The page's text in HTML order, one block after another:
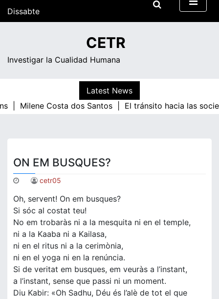
Dissabte
CETR
Investigar la Cualidad Humana
Latest News
|
Milene Costa dos Santos | El tránsito hacia las
ON EM BUSQUES?
cetr05
Oh, servent! On em busques?
Si sóc al costat teu!
No em trobaràs ni a la mesquita ni en el temple,
ni a la Kaaba ni a Kailasa,
ni en el ritus ni a la cerimònia,
ni en el yoga ni en la renúncia.
Si de veritat em busques, em veuràs a l’instant,
a l’instant, sense que passi ni un moment.
Diu Kabir: «Oh Sadhu, Déu és l’alè de tot el que